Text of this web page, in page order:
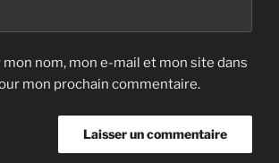
nom, mon e-mail et mon site dans
mon prochain commentaire.